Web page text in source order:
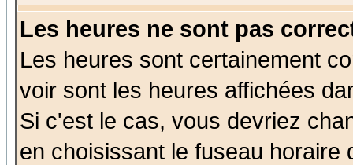
Les heures ne sont pas
Les heures sont certainement
voir sont les heures affichées
Si c'est le cas, vous devriez
en choisissant le fuseau